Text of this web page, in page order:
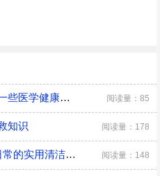
生活中的医学常识 必须知道的一些医学健康小常识 阅读量：85
知识 阅读量：178
日常生活清洁小妙招 5个生活日常的实用清洁小技巧 阅读量：148